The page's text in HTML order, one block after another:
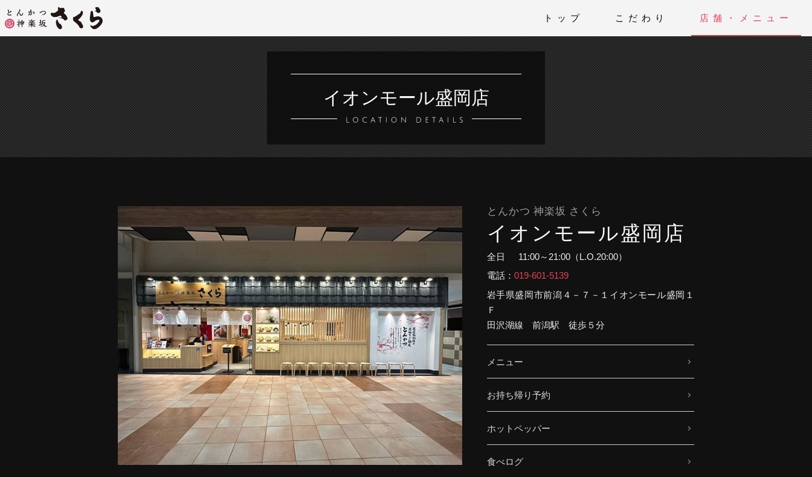
トップ こだわり 店舗・メニュー
イオンモール盛岡店
とんかつ 神楽坂 さくら
イオンモール盛岡店
全日
11:00～21:00（L.O.20:00）
電話： 019-601-5139
岩手県盛岡市前潟４－７－１イオンモール盛岡１
Ｆ
田沢湖線 前潟駅 徒歩５分
メニュー
お持ち帰り予約
ホットペッパー
食べログ